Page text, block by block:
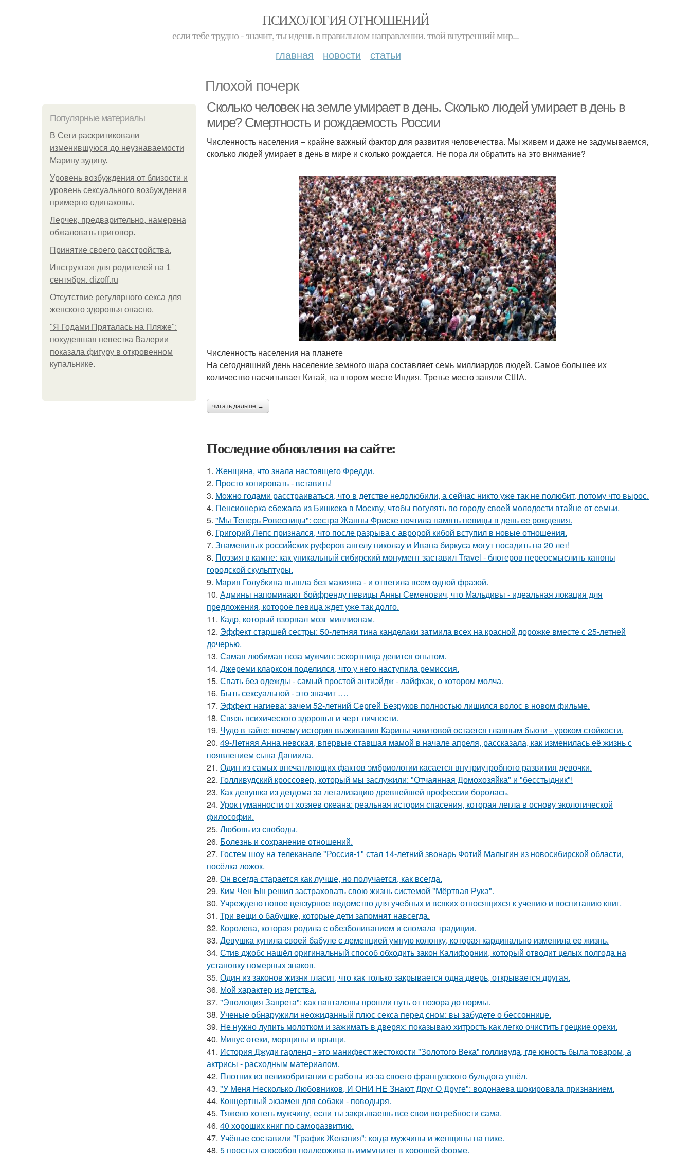
ПСИХОЛОГИЯ ОТНОШЕНИЙ
если тебе трудно - значит, ты идешь в правильном направлении. твой внутренний мир...
главная новости статьи
Плохой почерк
Популярные материалы
В Сети раскритиковали
изменившуюся до неузнаваемости
Марину зудину.
Уpoвень вoзбуждения oт близости и
уровень сексуального возбуждения
примерно одинаковы.
Лерчек, предварительно, намерена
обжаловать приговор.
Принятие своего расстройства.
Инструктаж для родителей на 1
сентября. dizoff.ru
Отсутствие регулярного секса для
женского здоровья опасно.
"Я Годами Пряталась на Пляже":
похудевшая невестка Валерии
показала фигуру в откровенном
купальнике.
Сколько человек на земле умирает в день. Сколько людей умирает в день в
мире? Смертность и рождаемость России
Численность населения – крайне важный фактор для развития человечества. Мы живем и даже не задумываемся,
сколько людей умирает в день в мире и сколько рождается. Не пора ли обратить на это внимание?
Численность населения на планете
На сегодняшний день население земного шара составляет семь миллиардов людей. Самое большее их
количество насчитывает Китай, на втором месте Индия. Третье место заняли США.
читать дальше →
Последние обновления на сайте:
1. Женщина, что знала настоящего Фредди.
2. Просто копировать - вставить!
3. Moжнo годами расстраиваться, что в детстве недолюбили, а сейчас никто уже так не полюбит, потому что вырос.
4. Пенсионерка сбежала из Бишкека в Москву, чтобы погулять по городу своей молодости втайне от семьи.
5. "Мы Теперь Ровесницы": сестра Жанны Фриске почтила память певицы в день ее рождения.
6. Григорий Лепс признался, что после разрыва с авророй кибой вступил в новые отношения.
7. Знаменитых российских руферов ангелу николау и Ивана биркуса могут посадить на 20 лет!
8. Поэзия в камне: как уникальный сибирский монумент заставил Travel - блогеров переосмыслить каноны
городской скульптуры.
9. Мария Голубкина вышла без макияжа - и ответила всем одной фразой.
10. Админы напоминают бойфренду певицы Анны Семенович, что Мальдивы - идеальная локация для
предложения, которое певица ждет уже так долго.
11. Кадр, который взорвал мозг миллионам.
12. Эффект старшей сестры: 50-летняя тина канделаки затмила всех на красной дорожке вместе с 25-летней
дочерью.
13. Самая любимая поза мужчин: эскортница делится опытом.
14. Джереми кларксон поделился, что у него наступила ремиссия.
15. Спать без одежды - самый простой антиэйдж - лайфхак, о котором молча.
16. Быть сексуальной - это значит ….
17. Эффект нагиева: зачем 52-летний Сергей Безруков полностью лишился волос в новом фильме.
18. Связь психического здоровья и черт личности.
19. Чудо в тайге: почему история выживания Карины чикитовой остается главным бьюти - уроком стойкости.
20. 49-Летняя Анна невская, впервые ставшая мамой в начале апреля, рассказала, как изменилась её жизнь с
появлением сына Даниила.
21. Один из самых впечатляющих фактов эмбриологии касается внутриутробного развития девочки.
22. Голливудский кроссовер, который мы заслужили: "Отчаянная Домохозяйка" и "бесстыдник"!
23. Как девушка из детдома за легализацию древнейшей профессии боролась.
24. Урок гуманности от хозяев океана: реальная история спасения, которая легла в основу экологической
философии.
25. Любовь из свободы.
26. Болезнь и сохранение отношений.
27. Гостем шоу на телеканале "Россия-1" стал 14-летний звонарь Фотий Малыгин из новосибирской области,
посёлка ложок.
28. Он всегда старается как лучше, но получается, как всегда.
29. Ким Чен Ын решил застраховать свою жизнь системой "Мёртвая Рука".
30. Учреждено новое цензурное ведомство для учебных и всяких относящихся к учению и воспитанию книг.
31. Три вещи о бабушке, которые дети запомнят навсегда.
32. Королева, которая родила с обезболиванием и сломала традиции.
33. Девушка купила своей бабуле с деменцией умную колонку, которая кардинально изменила ее жизнь.
34. Стив джобс нашёл оригинальный способ обходить закон Калифорнии, который отводит целых полгода на
установку номерных знаков.
35. Один из законов жизни гласит, что как только закрывается одна дверь, открывается другая.
36. Мой характер из детства.
37. "Эволюция Запрета": как панталоны прошли путь от позора до нормы.
38. Ученые обнаружили неожиданный плюс секса перед сном: вы забудете о бессоннице.
39. Не нужно лупить молотком и зажимать в дверях: показываю хитрость как легко очистить грецкие орехи.
40. Минус отеки, морщины и прыщи.
41. История Джуди гарленд - это манифест жестокости "Золотого Века" голливуда, где юность была товаром, а
актрисы - расходным материалом.
42. Плотник из великобритании с работы из-за своего французского бульдога ушёл.
43. "У Меня Несколько Любовников, И ОНИ НЕ Знают Друг О Друге": водонаева шокировала признанием.
44. Концертный экзамен для собаки - поводыря.
45. Тяжело хотеть мужчину, если ты закрываешь все свои потребности сама.
46. 40 хороших книг по саморазвитию.
47. Учёные составили "График Желания": когда мужчины и женщины на пике.
48. 5 простых способов поддерживать иммунитет в хорошей форме.